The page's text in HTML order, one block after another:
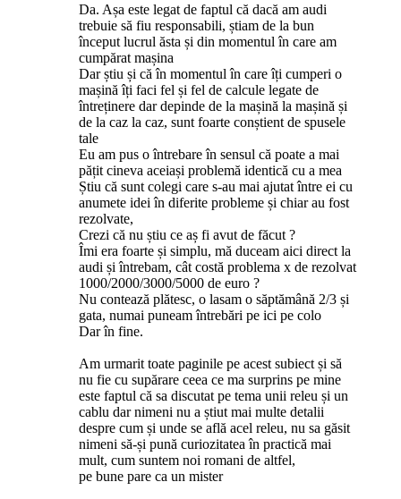
Da. Așa este legat de faptul că dacă am audi
trebuie să fiu responsabili, știam de la bun
început lucrul ăsta și din momentul în care am
cumpărat mașina
Dar știu și că în momentul în care îți cumperi o
mașină îți faci fel și fel de calcule legate de
întreținere dar depinde de la mașină la mașină și
de la caz la caz, sunt foarte conștient de spusele
tale
Eu am pus o întrebare în sensul că poate a mai
pățit cineva aceiași problemă identică cu a mea
Știu că sunt colegi care s-au mai ajutat între ei cu
anumete idei în diferite probleme și chiar au fost
rezolvate,
Crezi că nu știu ce aș fi avut de făcut ?
Îmi era foarte și simplu, mă duceam aici direct la
audi și întrebam, cât costă problema x de rezolvat
1000/2000/3000/5000 de euro ?
Nu contează plătesc, o lasam o săptămână 2/3 și
gata, numai puneam întrebări pe ici pe colo
Dar în fine.
Am urmarit toate paginile pe acest subiect și să
nu fie cu supărare ceea ce ma surprins pe mine
este faptul că sa discutat pe tema unii releu și un
cablu dar nimeni nu a știut mai multe detalii
despre cum și unde se află acel releu, nu sa găsit
nimeni să-și pună curiozitatea în practică mai
mult, cum suntem noi romani de altfel,
pe bune pare ca un mister